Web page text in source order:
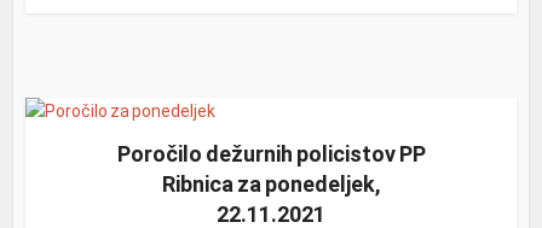
Poročilo dežurnih policistov PP
Ribnica za ponedeljek,
22.11.2021